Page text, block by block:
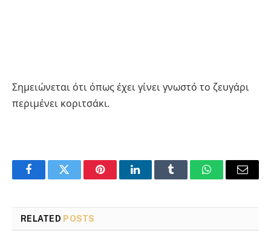
Σημειώνεται ότι όπως έχει γίνει γνωστό το ζευγάρι
περιμένει κοριτσάκι.
FacebookTwitter PinterestLinkedInTumblr WhatsAppEmail
RELATED POSTS